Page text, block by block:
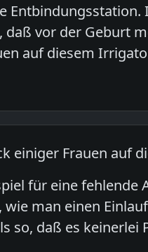
Entbindungsstation.
vor der Geburt
auf diesem
einiger Frauen auf
für eine
man einen
so, daß es